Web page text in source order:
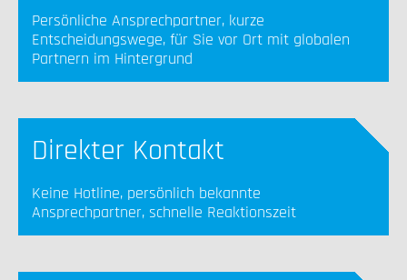
Persönliche Ansprechpartner, kurze
Entscheidungswege, für Sie vor Ort mit globalen
Partnern im Hintergrund
Direkter Kontakt
Keine Hotline, persönlich bekannte
Ansprechpartner, schnelle Reaktionszeit